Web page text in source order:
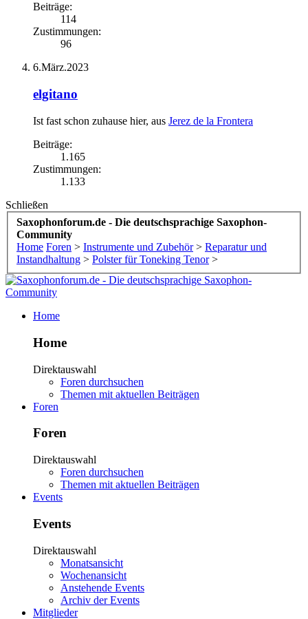
Beiträge:
114
Zustimmungen:
96
6.März.2023
elgitano
Ist fast schon zuhause hier, aus Jerez de la Frontera
Beiträge:
1.165
Zustimmungen:
1.133
Schließen
Saxophonforum.de - Die deutschsprachige Saxophon-
Community
Home Foren > Instrumente und Zubehör > Reparatur und
Instandhaltung > Polster für Toneking Tenor >
Home
Home
Direktauswahl
Foren durchsuchen
Themen mit aktuellen Beiträgen
Foren
Foren
Direktauswahl
Foren durchsuchen
Themen mit aktuellen Beiträgen
Events
Events
Direktauswahl
Monatsansicht
Wochenansicht
Anstehende Events
Archiv der Events
Mitglieder